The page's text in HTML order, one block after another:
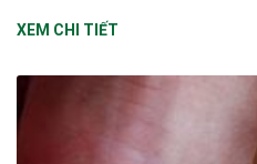
XEM CHI TIẾT